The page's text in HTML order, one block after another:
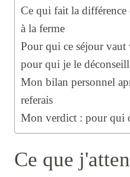
Ce qui fait la
à la ferme
Pour qui ce séjour vaut
pour qui je le
Mon bilan personnel
referais
Mon verdict : pour qui
Ce que